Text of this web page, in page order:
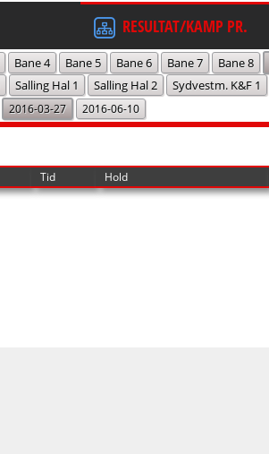
RESULTAT/KAMP PR.
Bane 4 Bane 5 Bane 6 Bane 7 Bane 8
Salling Hal 1 Salling Hal 2 Sydvestm. K&F 1
2016-03-27 2016-06-10
Tid Hold